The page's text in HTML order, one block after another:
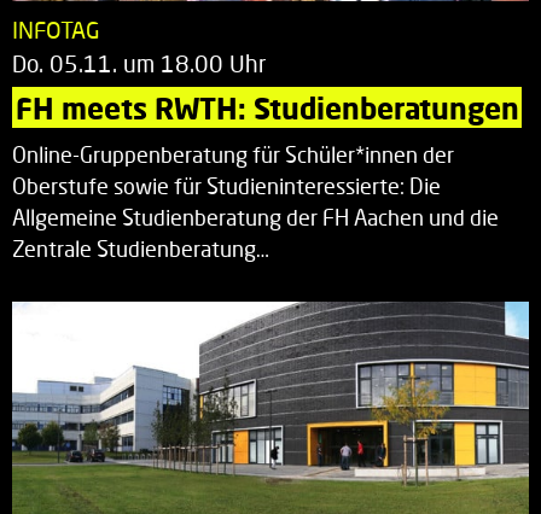
INFOTAG
Do. 05.11. um 18.00 Uhr
FH meets RWTH: Studienberatungen
Online-Gruppenberatung für Schüler*innen der
Oberstufe sowie für Studieninteressierte: Die
Allgemeine Studienberatung der FH Aachen und die
Zentrale Studienberatung…